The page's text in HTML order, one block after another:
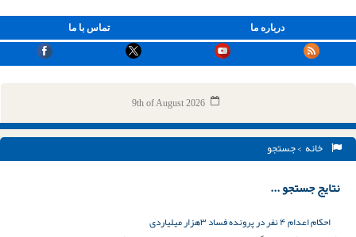
تماس با ما درباره ما
9th of August 2026
خانه > جستجو
نتایج جستجو ...
احکام اعدام ۴ نفر در پرونده فساد ۳هزار میلیاردی